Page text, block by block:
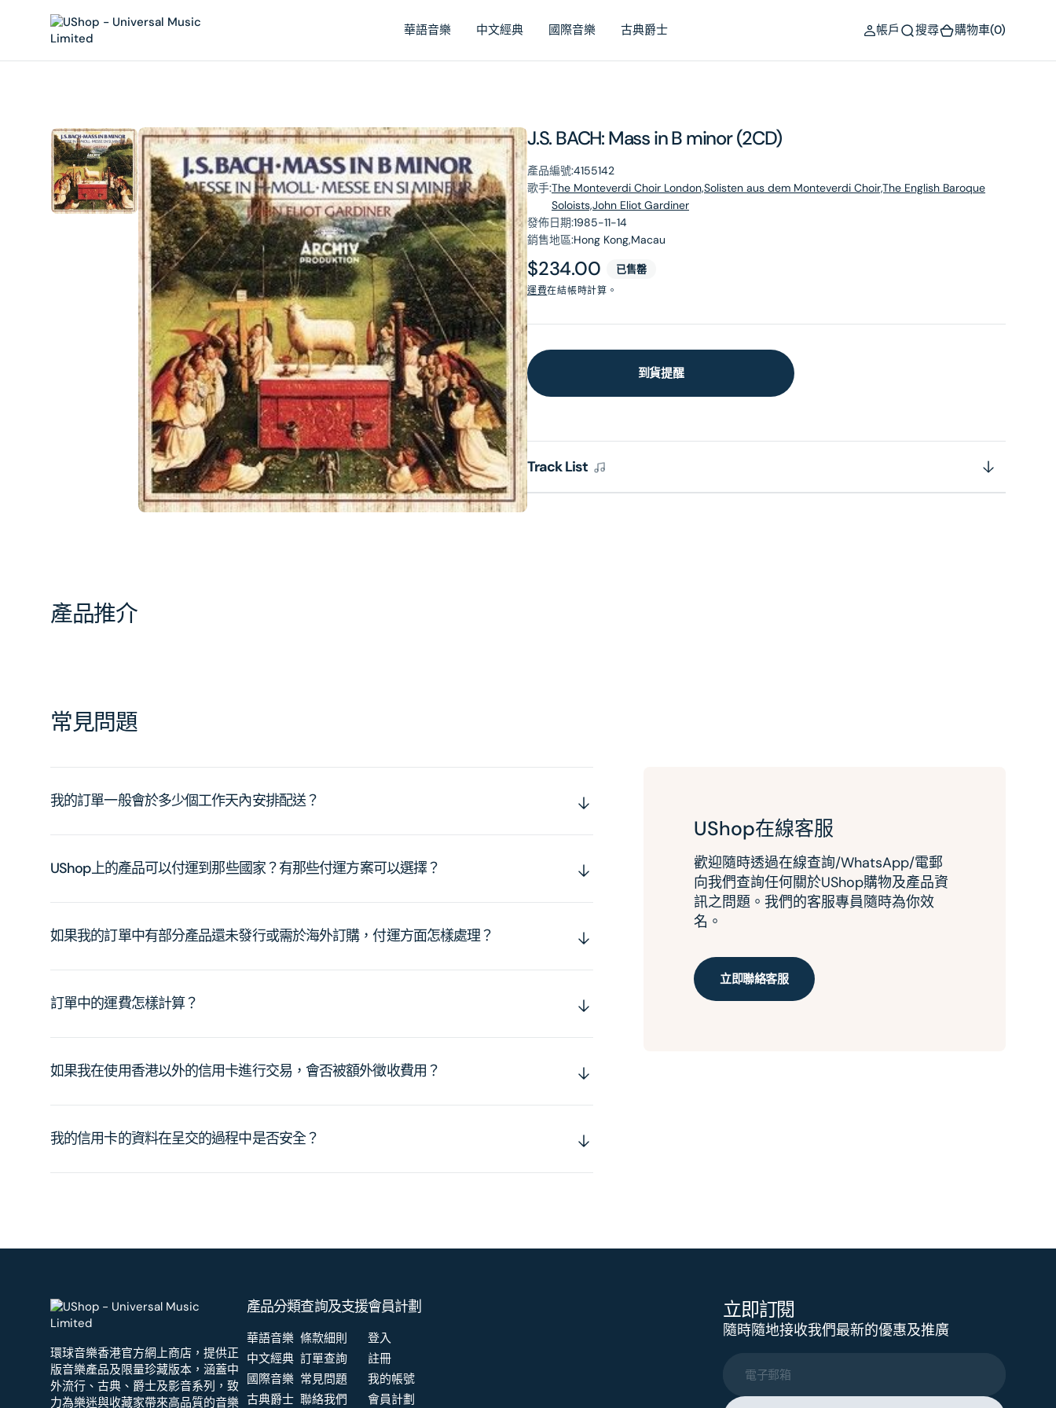
華語音樂 中文經典 國際音樂 古典爵士 帳戶 搜尋 購物車(0)
J.S. BACH: Mass in B minor (2CD)
產品編號:4155142
歌手:The Monteverdi Choir London,Solisten aus dem Monteverdi Choir,The English Baroque
Soloists,John Eliot Gardiner
發佈日期:1985-11-14
銷售地區:Hong Kong,Macau
原
價
$234.00 已售罄
運費在結帳時計算。
到貨提醒
Track List
在
相
簿
中
開
啟
第
1
張
產品推介
常見問題
我的訂單一般會於多少個工作天內安排配送？
UShop上的產品可以付運到那些國家？有那些付運方案可以選擇？
如果我的訂單中有部分產品還未發行或需於海外訂購，付運方面怎樣處理？
訂單中的運費怎樣計算？
如果我在使用香港以外的信用卡進行交易，會否被額外徵收費用？
我的信用卡的資料在呈交的過程中是否安全？
UShop在線客服
歡迎隨時透過在線查詢/WhatsApp/電郵
向我們查詢任何關於UShop購物及產品資
訊之問題。我們的客服專員隨時為你效
名。
立即聯絡客服
環球音樂香港官方網上商店，提供正
版音樂產品及限量珍藏版本，涵蓋中
外流行、古典、爵士及影音系列，致
力為樂迷與收藏家帶來高品質的音樂
產品分類
華語音樂
中文經典
國際音樂
古典爵士
查詢及支援
條款細則
訂單查詢
常見問題
聯絡我們
會員計劃
登入
註冊
我的帳號
會員計劃
立即訂閱
隨時隨地接收我們最新的優惠及推廣
電子郵箱